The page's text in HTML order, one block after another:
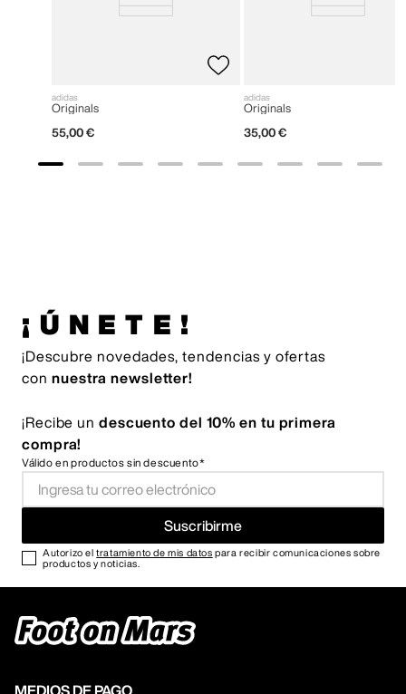
adidas
Originals
55,00 €
adidas
Originals
35,00 €
¡ÚNETE!
¡Descubre novedades, tendencias y ofertas
con nuestra newsletter!
¡Recibe un descuento del 10% en tu primera
compra!
Válido en productos sin descuento*
Suscribirme
Autorizo eltratamiento de mis datos para recibir comunicaciones sobre
productos y noticias.
MEDIOS DE PAGO